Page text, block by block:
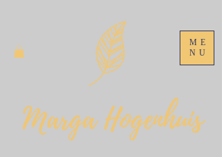
ME
NU